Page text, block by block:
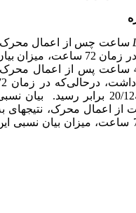
48 ساعت چس از اعمال
34/8 برابر افزایش داشت، درحالی‌که در زمان 72 ساعت، میزان
نسبی این ژن به 78/4 برابر رسید. 48 ساعت پس از اعمال
96/57 برابر افزایش
ساعت، میزان بیان نسبی این ژن به20/12 برابر رسید. بیان
48 ساعت از اعمال محرک، نتیجه­ای
همراه نداشت، درحالی‌که در زمان 72 ساعت، میزان بیان نسبی